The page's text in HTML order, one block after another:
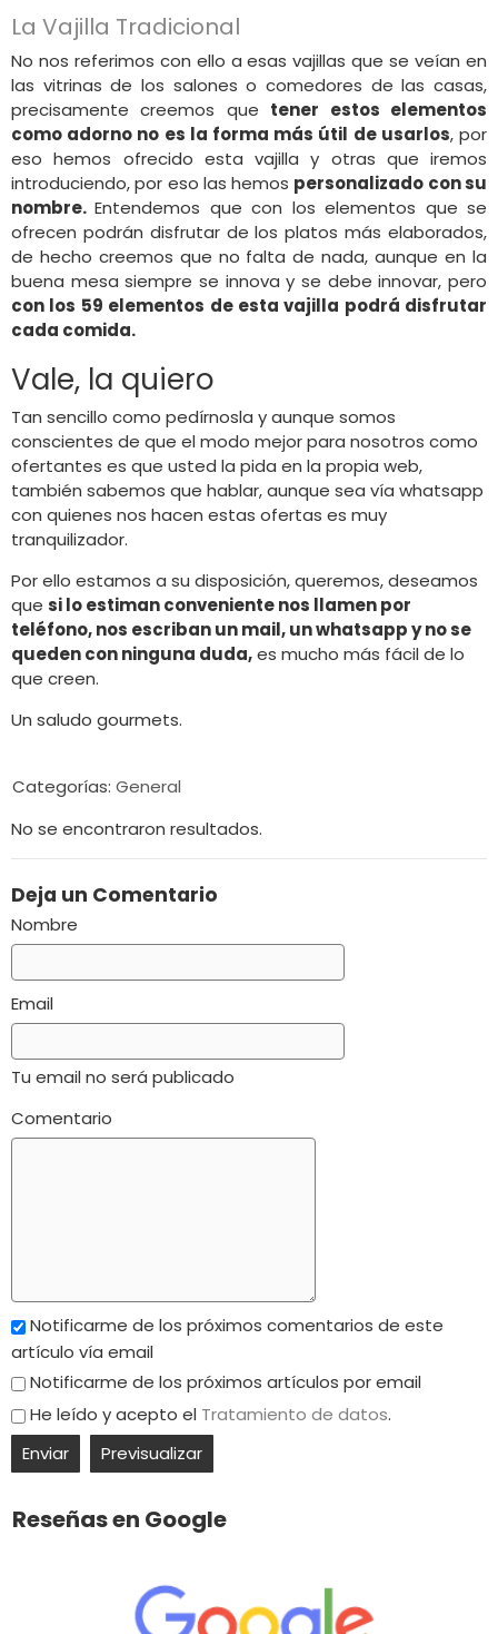
Reseñas en Google
La Vajilla Tradicional
No nos referimos con ello a esas vajillas que se veían en
las vitrinas de los salones o comedores de las casas,
precisamente creemos que tener estos elementos
como adorno no es la forma más útil de usarlos, por
eso hemos ofrecido esta vajilla y otras que iremos
introduciendo, por eso las hemos personalizado con su
nombre.Entendemos que con los elementos que se
ofrecen podrán disfrutar de los platos más elaborados,
de hecho creemos que no falta de nada, aunque en la
buena mesa siempre se innova y se debe innovar, pero
con los 59 elementos de esta vajilla podrá disfrutar
cada comida.
Vale, la quiero
Tan sencillo como pedírnosla y aunque somos
conscientes de que el modo mejor para nosotros como
ofertantes es que usted la pida en la propia web,
también sabemos que hablar, aunque sea vía whatsapp
con quienes nos hacen estas ofertas es muy
tranquilizador.
Por ello estamos a su disposición, queremos, deseamos
que si lo estiman conveniente nos llamen por
teléfono, nos escriban un mail, un whatsapp y no se
queden con ninguna duda,es mucho más fácil de lo
que creen.
Un saludo gourmets.
Categorías: General
No se encontraron resultados.
Deja un Comentario
Nombre
Email
Tu email no será publicado
Comentario
Notificarme de los próximos comentarios de este
artículo vía email
Notificarme de los próximos artículos por email
He leído y acepto el Tratamiento de datos.